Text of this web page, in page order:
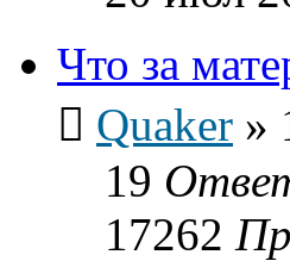
Что за
Quaker »
19
17262